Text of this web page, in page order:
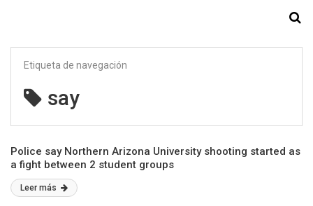
Etiqueta de navegación
say
Police say Northern Arizona University shooting started as
a fight between 2 student groups
Leer más